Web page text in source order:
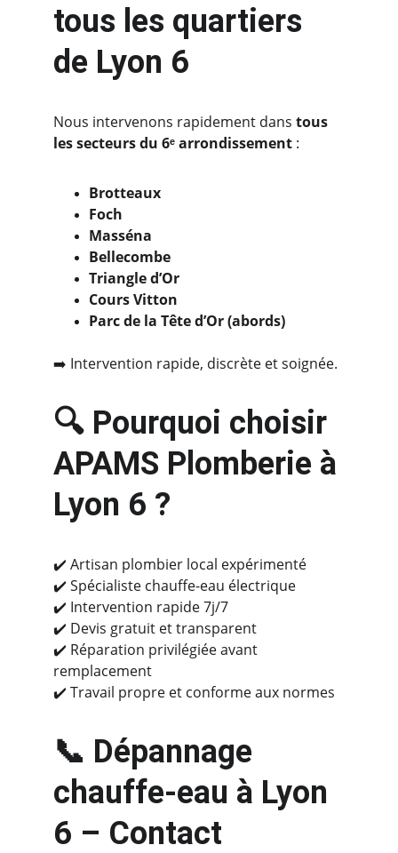
tous les quartiers
de Lyon 6
Nous intervenons rapidement dans tous
les secteurs du 6ᵉ arrondissement :
Brotteaux
Foch
Masséna
Bellecombe
Triangle d’Or
Cours Vitton
Parc de la Tête d’Or (abords)
➡️ Intervention rapide, discrète et soignée.
🔍 Pourquoi choisir
APAMS Plomberie à
Lyon 6 ?
✔️ Artisan plombier local expérimenté
✔️ Spécialiste chauffe-eau électrique
✔️ Intervention rapide 7j/7
✔️ Devis gratuit et transparent
✔️ Réparation privilégiée avant
remplacement
✔️ Travail propre et conforme aux normes
📞 Dépannage
chauffe-eau à Lyon
6 – Contact